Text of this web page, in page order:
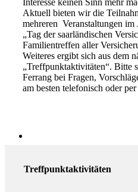
Aktuell bieten wir die
mehreren Veranstaltungen im
„Tag der saarländischen
Familientreffen aller
Weiteres ergibt sich aus dem
„Treffpunktaktivitäten“. Bitte
Ferrang bei Fragen,
am besten telefonisch oder
Treffpunktaktivitäten